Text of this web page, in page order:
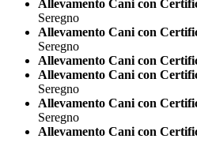
Allevamento Cani con
Seregno
Allevamento Cani con
Seregno
Allevamento Cani con
Allevamento Cani con
Seregno
Allevamento Cani con
Seregno
Allevamento Cani con